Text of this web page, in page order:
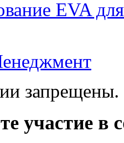
EVA
запрещены.
участие в